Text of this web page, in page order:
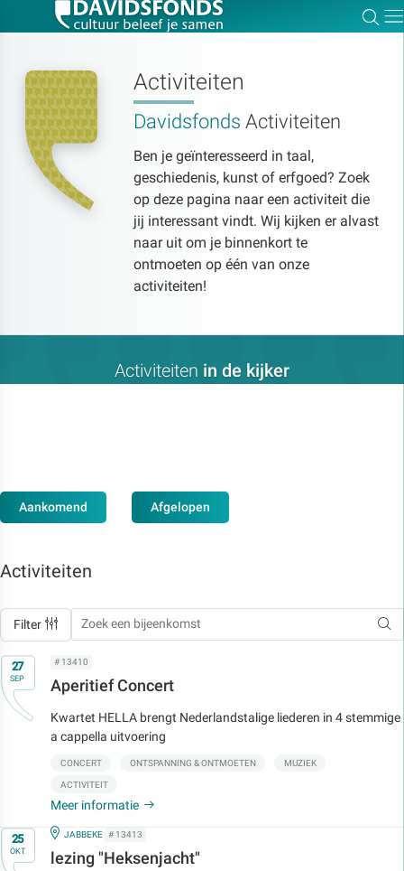
Activiteiten
Davidsfonds Activiteiten
Ben je geïnteresseerd in taal,
geschiedenis, kunst of erfgoed? Zoek
op deze pagina naar een activiteit die
jij interessant vindt. Wij kijken er alvast
naar uit om je binnenkort te
ontmoeten op één van onze
activiteiten!
Activiteiten in de kijker
Aankomend Afgelopen
Activiteiten
Filter
Op27
SEP
# 13410
Aperitief Concert
Kwartet HELLA brengt Nederlandstalige liederen in 4 stemmige
a cappella uitvoering
CONCERT ONTSPANNING & ONTMOETEN MUZIEK
ACTIVITEIT
Meer informatie
Op25
OKT
IN
JABBEKE # 13413
lezing "Heksenjacht"
Zoek:
Zoeken